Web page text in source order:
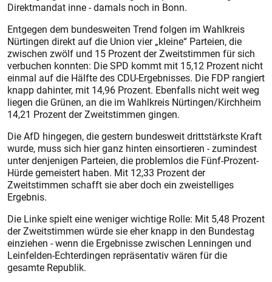
Direktmandat inne - damals noch in Bonn.
Entgegen dem bundesweiten Trend folgen im Wahlkreis
Nürtingen direkt auf die Union vier „kleine“ Parteien, die
zwischen zwölf und 15 Prozent der Zweitstimmen für sich
verbuchen konnten: Die SPD kommt mit 15,12 Prozent nicht
einmal auf die Hälfte des CDU-Ergebnisses. Die FDP rangiert
knapp dahinter, mit 14,96 Prozent. Ebenfalls nicht weit weg
liegen die Grünen, an die im Wahlkreis Nürtingen/Kirchheim
14,21 Prozent der Zweitstimmen gingen.
Die AfD hingegen, die gestern bundesweit drittstärkste Kraft
wurde, muss sich hier ganz hinten einsortieren - zumindest
unter denjenigen Parteien, die problemlos die Fünf-Prozent-
Hürde gemeistert haben. Mit 12,33 Prozent der
Zweitstimmen schafft sie aber doch ein zweistelliges
Ergebnis.
Die Linke spielt eine weniger wichtige Rolle: Mit 5,48 Prozent
der Zweitstimmen würde sie eher knapp in den Bundestag
einziehen - wenn die Ergebnisse zwischen Lenningen und
Leinfelden-Echterdingen repräsentativ wären für die
gesamte Republik.